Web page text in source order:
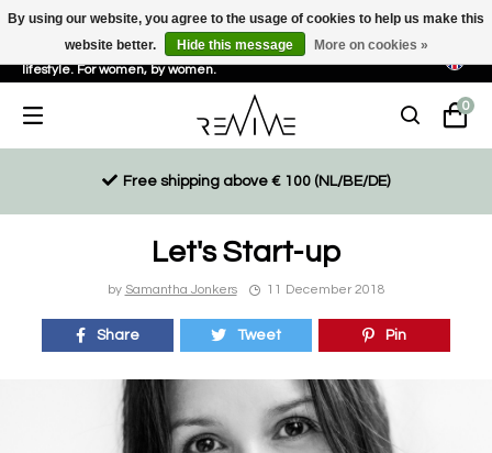
Sustainable, eco-friendly and ethically driven products for an active
lifestyle. For women, by women.
0
Free shipping above € 100 (NL/BE/DE)
Let's Start-up
by Samantha Jonkers 11 December 2018
Share Tweet Pin
By using our website, you agree to the usage of cookies to help us make this
website better.
Hide this message More on cookies »